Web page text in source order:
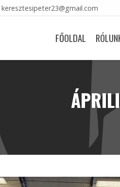
keresztesipeter23@gmail.com
FŐOLDAL